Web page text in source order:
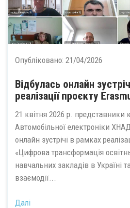
Опубліковано: 21/04/2026
Відбулась онлайн
реалізації проєкту
21 квітня 2026 р. представники
Автомобільної електроніки
онлайн зустрічі в рамках
«Цифрова трансформація
навчальних закладів в Україні
взаємодії...
Далі